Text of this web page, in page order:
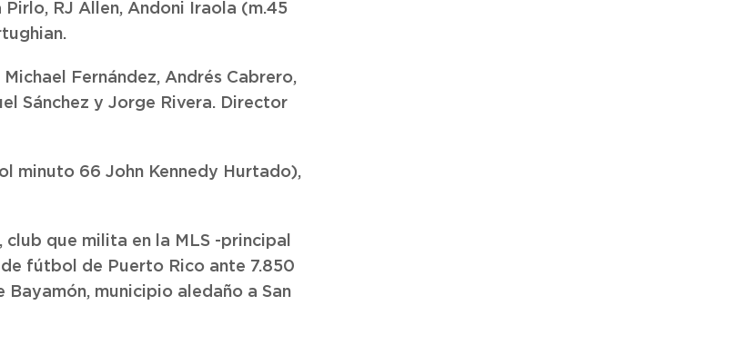
RJ Allen, Andoni Iraola (m.45
Fernández, Andrés Cabrero,
Sánchez y Jorge Rivera. Director
minuto 66 John Kennedy Hurtado),
que milita en la MLS -principal
fútbol de Puerto Rico ante 7.850
municipio aledaño a San